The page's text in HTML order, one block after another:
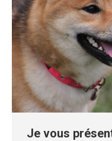
Je vous